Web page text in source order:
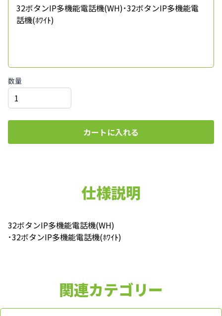
32ボタンIP多機能電話機(WH)･32ボタンIP多機能電
話機(ﾎﾜｲﾄ)
数量
カートに入れる
仕様説明
32ボタンIP多機能電話機(WH)
･32ボタンIP多機能電話機(ﾎﾜｲﾄ)
関連カテゴリー